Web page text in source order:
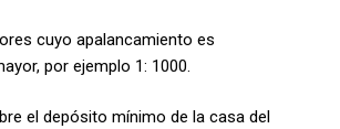
cuyo apalancamiento es
por ejemplo 1: 1000.
el depósito mínimo de la casa del